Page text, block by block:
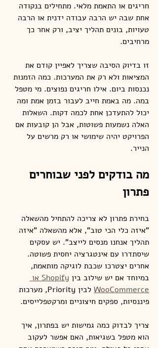
חריגים או התאמת מלאי. מתחילים בנקודה
אחת שבה יש הרבה עבודה ידנית או הרבה
טעויות, בונים תהליך יציב, ורק אחר כך
מרחיבים.
זו בדיוק הסיבה שצריך לאפיין קודם את
המציאות ולא רק את המערכות. כמה הזמנות
נכנסות ביום. אילו חריגים נפוצים. מי מטפל
במה. מה באמת חייב לעבור בזמן אמת ומה
יכול להתעדכן אחת לכמה דקות. השאלות
האלה נשמעות פשוטות, אבל הן קובעות אם
הפרויקט יהיה שימושי או רק מרשים על
הנייר.
מה בודקים לפני שבוחרים
פתרון
בחירת פתרון לא צריכה להתחיל מהשאלה
"איזה כלי הכי טוב", אלא מהשאלה "איזה
תהליך אנחנו מנסים לייצב". יש עסקים
שיסתדרו עם אינטגרציה יחסית פשוטה.
אחרים יצטרכו שכבת לוגיקה מותאמת,
במיוחד אם יש שילוב בין
Shopify או
WooCommerce
לבין Priority, מערכות
פיננסיות, ספקים חיצוניים ומרקטפלייסים.
צריך לבדוק כמה גמישות יש בפתרון, איך
הוא מטפל בשגיאות, האם אפשר לעקוב